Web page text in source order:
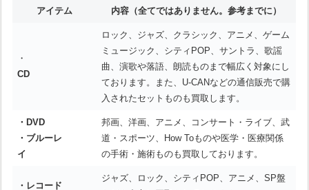
アイテム 内容 （全てではありません。参考までに）
・
CD
ロック、ジャズ、クラシック、アニメ、ゲーム
ミュージック、シティPOP、サントラ、歌謡
曲、演歌や落語、朗読ものまで幅広く対象にし
ております。また、U-CANなどの通信販売で購
入されたセットものも買取します。
・DVD
・ブルーレ
イ
邦画、洋画、アニメ、コンサート・ライブ、武
道・スポーツ、How Toものや医学・医療関係
の手術・施術ものも買取しております。
・レコード
ジャズ、ロック、シティPOP、アニメ、SP盤